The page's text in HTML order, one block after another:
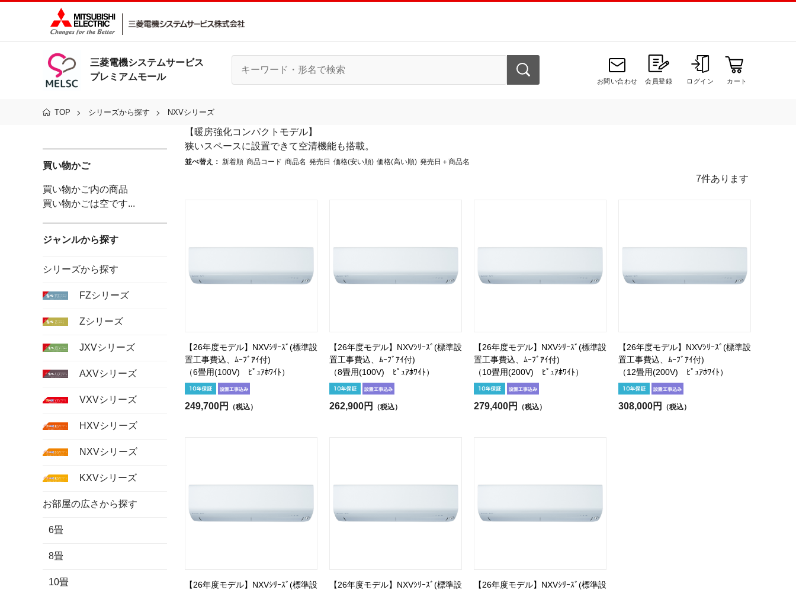
三菱電機システムサービス
プレミアムモール
お問い合わせ 会員登録 ログイン カート
TOP シリーズから探す NXVシリーズ
買い物かご
買い物かご内の商品
買い物かごは空です...
ジャンルから探す
シリーズから探す
FZシリーズ
Zシリーズ
JXVシリーズ
AXVシリーズ
VXVシリーズ
HXVシリーズ
NXVシリーズ
KXVシリーズ
お部屋の広さから探す
6畳
8畳
10畳
【暖房強化コンパクトモデル】
狭いスペースに設置できて空清機能も搭載。
並べ替え： 新着順 商品コード 商品名 発売日 価格(安い順) 価格(高い順) 発売日＋商品名
7件あります
【26年度モデル】NXVｼﾘｰｽﾞ(標準設
置工事費込、ﾑｰﾌﾞｱｲ付)
（6畳用(100V) ﾋﾟｭｱﾎﾜｲﾄ）
249,700円 （税込）
【26年度モデル】NXVｼﾘｰｽﾞ(標準設
置工事費込、ﾑｰﾌﾞｱｲ付)
（8畳用(100V) ﾋﾟｭｱﾎﾜｲﾄ）
262,900円 （税込）
【26年度モデル】NXVｼﾘｰｽﾞ(標準設
置工事費込、ﾑｰﾌﾞｱｲ付)
（10畳用(200V) ﾋﾟｭｱﾎﾜｲﾄ）
279,400円 （税込）
【26年度モデル】NXVｼﾘｰｽﾞ(標準設
置工事費込、ﾑｰﾌﾞｱｲ付)
（12畳用(200V) ﾋﾟｭｱﾎﾜｲﾄ）
308,000円 （税込）
【26年度モデル】NXVｼﾘｰｽﾞ(標準設
【26年度モデル】NXVｼﾘｰｽﾞ(標準設
【26年度モデル】NXVｼﾘｰｽﾞ(標準設